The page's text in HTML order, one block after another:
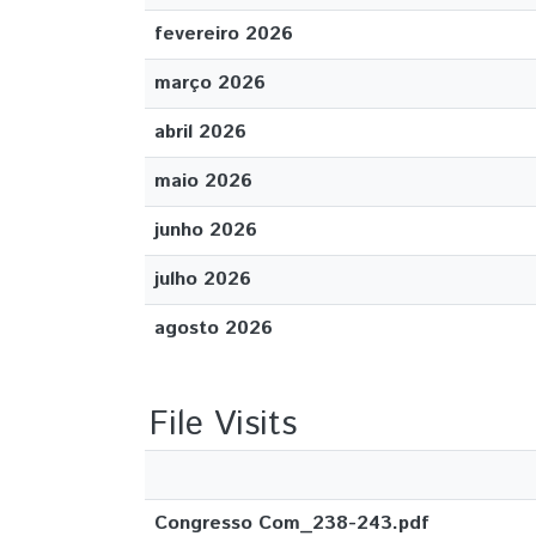
fevereiro 2026
março 2026
abril 2026
maio 2026
junho 2026
julho 2026
agosto 2026
File Visits
Congresso Com_238-243.pdf